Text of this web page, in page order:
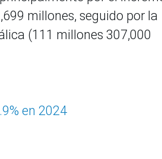
millones, seguido por la
(111 millones 307,000
en 2024